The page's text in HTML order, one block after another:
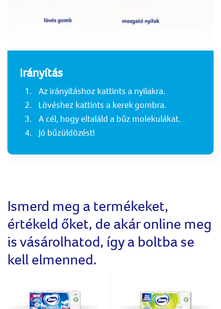
Irányítás
Az irányításhoz kattints a nyilakra.
Lövéshez kattints a kerek gombra.
A cél, hogy eltaláld a bűz molekulákat.
Jó bűzüldözést!
Ismerd meg a termékeket,
értékeld őket, de akár online meg
is vásárolhatod, így a boltba se
kell elmenned.